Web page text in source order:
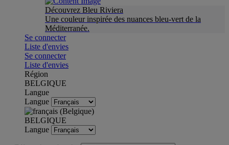
Découvrez Bleu Riviera
Une couleur inspirée des nuances bleu-vert de la
Méditerranée.
Se connecter
Liste d'envies
Se connecter
Liste d'envies
Région
BELGIQUE
Langue
Langue
BELGIQUE
Langue